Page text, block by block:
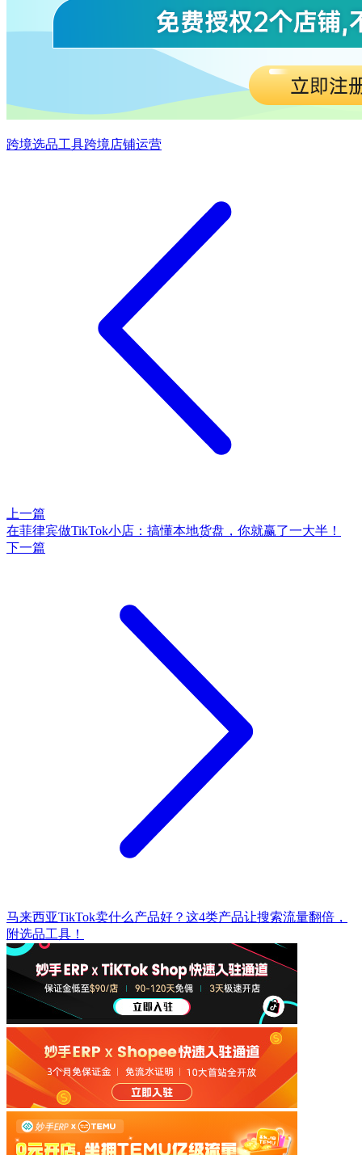
跨境选品工具跨境店铺运营
上一篇
在菲律宾做TikTok小店：搞懂本地货盘，你就赢了一大半！
下一篇
马来西亚TikTok卖什么产品好？这4类产品让搜索流量翻倍，
附选品工具！